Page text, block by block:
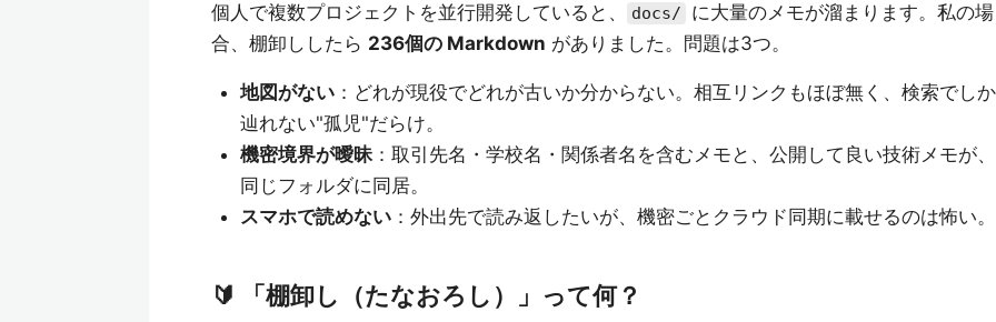
個人で複数プロジェクトを並行開発していると、 docs/
に大量のメモが溜まります。私の場
合、棚卸ししたら 236個の Markdown がありました。問題は3つ。
地図がない：どれが現役でどれが古いか分からない。相互リンクもほぼ無く、検索でしか
辿れない"孤児"だらけ。
機密境界が曖昧：取引先名・学校名・関係者名を含むメモと、公開して良い技術メモが、
同じフォルダに同居。
スマホで読めない：外出先で読み返したいが、機密ごとクラウド同期に載せるのは怖い。
🔰 「棚卸し（たなおろし）」って何？